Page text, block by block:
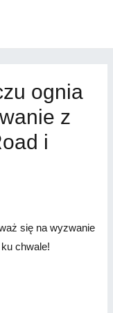
ognia
z
i
się na wyzwanie
chwale!